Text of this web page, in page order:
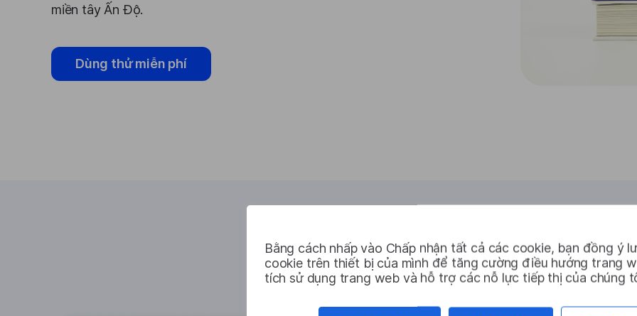
Bằng cách nhấp vào Chấp nhận tất cả các cookie, bạn đồng ý
cookie trên thiết bị của mình để tăng cường điều hướng trang
tích sử dụng trang web và hỗ trợ các nỗ lực tiếp thị của chúng
miền tây Ấn Độ.
Dùng thử miễn phí
Tích hợp